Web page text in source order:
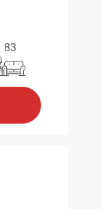
83